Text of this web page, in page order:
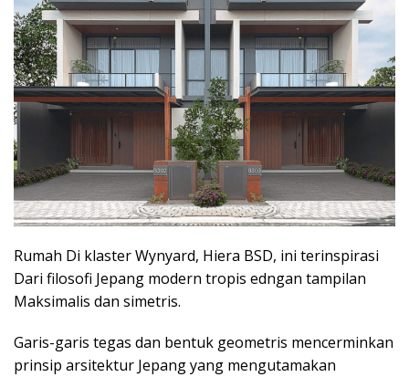
Rumah Di klaster Wynyard, Hiera BSD, ini terinspirasi
Dari filosofi Jepang modern tropis edngan tampilan
Maksimalis dan simetris.
Garis-garis tegas dan bentuk geometris mencerminkan
prinsip arsitektur Jepang yang mengutamakan